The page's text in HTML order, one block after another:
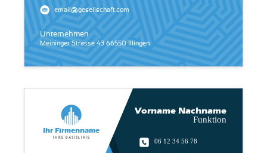
email@gesellschaft.com
Unternehmen
Meininger Strasse 43 66550 Illingen
06 12 34 56 78
Funktion
Vorname Nachname
Ihr Firmenname
Ihre Basislinie